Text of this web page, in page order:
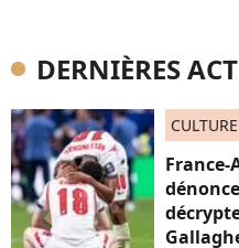
DERNIÈRES
CULTURE